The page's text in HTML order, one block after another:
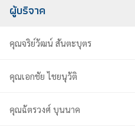
ผู้บริจาค
คุณจริย์วัฒน์ สันตะบุตร
คุณเอกชัย ไชยนุวัติ
คุณฉัตรวงศ์ บุนนาค